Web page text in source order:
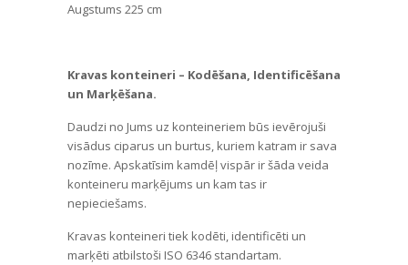
Augstums 225 cm
Kravas konteineri – Kodēšana, Identificēšana
un Marķēšana.
Daudzi no Jums uz konteineriem būs ievērojuši
visādus ciparus un burtus, kuriem katram ir sava
nozīme. Apskatīsim kamdēļ vispār ir šāda veida
konteineru marķējums un kam tas ir
nepieciešams.
Kravas konteineri tiek kodēti, identificēti un
marķēti atbilstoši ISO 6346 standartam.